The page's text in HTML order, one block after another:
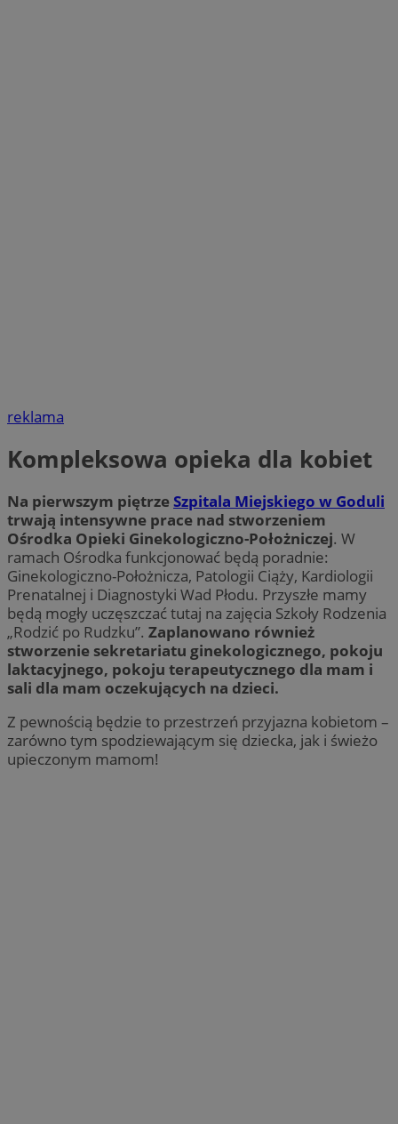
reklama
Kompleksowa opieka dla kobiet
Na pierwszym piętrzeSzpitala Miejskiego w Goduli
trwają intensywne prace nad stworzeniem
Ośrodka Opieki Ginekologiczno-Położniczej. W
ramach Ośrodka funkcjonować będą poradnie:
Ginekologiczno-Położnicza, Patologii Ciąży, Kardiologii
Prenatalnej i Diagnostyki Wad Płodu. Przyszłe mamy
będą mogły uczęszczać tutaj na zajęcia Szkoły Rodzenia
„Rodzić po Rudzku”. Zaplanowano również
stworzenie sekretariatu ginekologicznego, pokoju
laktacyjnego, pokoju terapeutycznego dla mam i
sali dla mam oczekujących na dzieci.
Z pewnością będzie to przestrzeń przyjazna kobietom –
zarówno tym spodziewającym się dziecka, jak i świeżo
upieczonym mamom!